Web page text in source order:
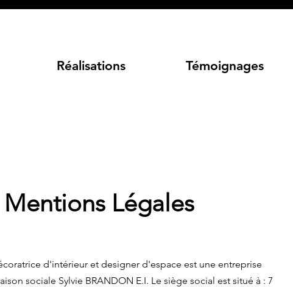
Réalisations Témoignages
Mentions Légales
d'intérieur et designer d'espace est une entreprise
sociale Sylvie BRANDON E.I. Le siège social est situé à : 7